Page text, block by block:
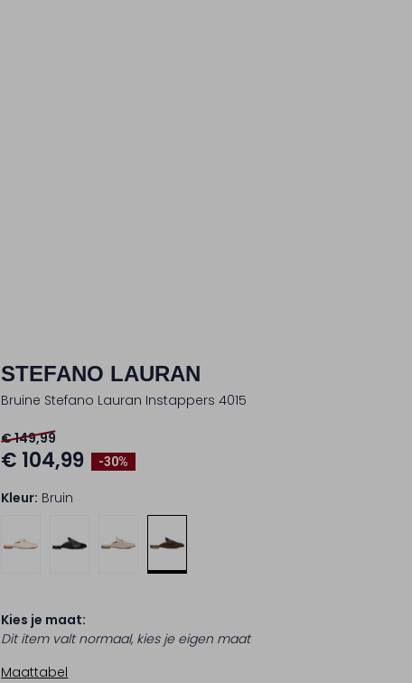
STEFANO LAURAN
Bruine Stefano Lauran Instappers 4015
-30%
€ 149,99
€ 104,99
Kleur: Bruin
Kies je maat:
Dit item valt normaal, kies je eigen maat
Maattabel